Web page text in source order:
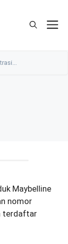
Maybelline
nomor
terdaftar